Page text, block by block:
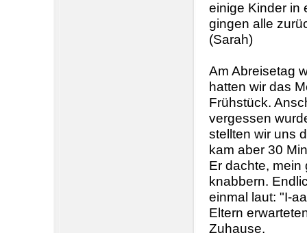
einige Kinder in
gingen alle
(Sarah)
Am Abreisetag
hatten wir das
Frühstück.
vergessen
stellten wir uns
kam aber 30
Er dachte, mein
knabbern.
einmal laut: "I-
Eltern
Zuhause.